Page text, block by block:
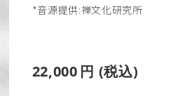
*音源提供:禅文化研究所
22,000 円 (税込)